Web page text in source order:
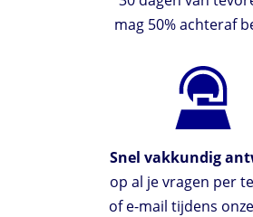
mag 50% achteraf
Snel vakkundig
op al je vragen per
of e-mail tijdens